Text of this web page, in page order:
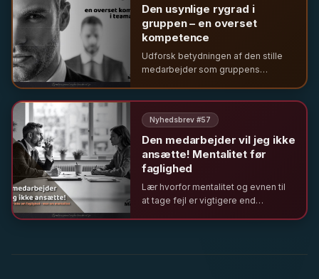
Den usynlige rygrad i
gruppen – en overset
kompetence
Udforsk betydningen af den stille
medarbejder som gruppens
hvordan man anerkender social
sammenhængskraft i teamet.
Nyhedsbrev #57
Den medarbejder vil jeg ikke
ansætte! Mentalitet før
faglighed
Lær hvorfor mentalitet og evnen til
at tage fejl er vigtigere end
tryghed.